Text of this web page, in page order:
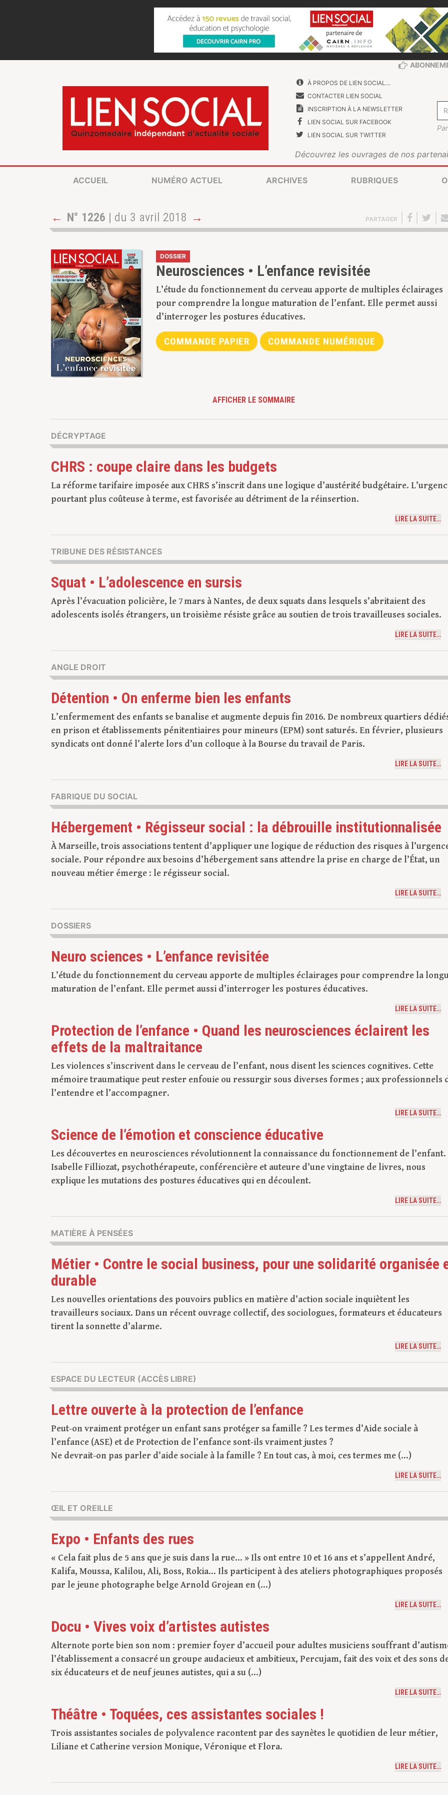
À PROPOS DE LIEN SOCIAL…
CONTACTER LIEN SOCIAL
INSCRIPTION À LA NEWSLETTER
LIEN SOCIAL SUR FACEBOOK
LIEN SOCIAL SUR TWITTER
Découvrez les ouvrages de nos
ACCUEIL NUMÉRO ACTUEL ARCHIVES RUBRIQUES
← N° 1226 | du 3 avril 2018 → PARTAGER
DOSSIER
Neurosciences • L’enfance revisitée
L’étude du fonctionnement du cerveau apporte de multiples éclairages
pour comprendre la longue maturation de l’enfant. Elle permet aussi
d’interroger les postures éducatives.
COMMANDE PAPIER COMMANDE NUMÉRIQUE
AFFICHER LE SOMMAIRE
DÉCRYPTAGE
CHRS : coupe claire dans les budgets
La réforme tarifaire imposée aux CHRS s’inscrit dans une logique d’austérité budgétaire.
pourtant plus coûteuse à terme, est favorisée au détriment de la réinsertion.
LIRE LA SUITE…
TRIBUNE DES RÉSISTANCES
Squat • L’adolescence en sursis
Après l’évacuation policière, le 7 mars à Nantes, de deux squats dans lesquels s’abritaient des
adolescents isolés étrangers, un troisième résiste grâce au soutien de trois travailleuses sociales.
LIRE LA SUITE…
ANGLE DROIT
Détention • On enferme bien les enfants
L’enfermement des enfants se banalise et augmente depuis fin 2016. De nombreux quartiers
en prison et établissements pénitentiaires pour mineurs (EPM) sont saturés. En février, plusieurs
syndicats ont donné l’alerte lors d’un colloque à la Bourse du travail de Paris.
LIRE LA SUITE…
FABRIQUE DU SOCIAL
Hébergement • Régisseur social : la débrouille institutionnalisée
À Marseille, trois associations tentent d’appliquer une logique de réduction des risques à
sociale. Pour répondre aux besoins d’hébergement sans attendre la prise en charge de l’État, un
nouveau métier émerge : le régisseur social.
LIRE LA SUITE…
DOSSIERS
Neuro sciences • L’enfance revisitée
L’étude du fonctionnement du cerveau apporte de multiples éclairages pour comprendre la
maturation de l’enfant. Elle permet aussi d’interroger les postures éducatives.
LIRE LA SUITE…
Protection de l’enfance • Quand les neurosciences éclairent les
effets de la maltraitance
Les violences s’inscrivent dans le cerveau de l’enfant, nous disent les sciences cognitives. Cette
mémoire traumatique peut rester enfouie ou ressurgir sous diverses formes ; aux professionnels
l’entendre et l’accompagner.
LIRE LA SUITE…
Science de l’émotion et conscience éducative
Les découvertes en neurosciences révolutionnent la connaissance du fonctionnement de l’enfant.
Isabelle Filliozat, psychothérapeute, conférencière et auteure d’une vingtaine de livres, nous
explique les mutations des postures éducatives qui en découlent.
LIRE LA SUITE…
MATIÈRE À PENSÉES
Métier • Contre le social business, pour une solidarité organisée
durable
Les nouvelles orientations des pouvoirs publics en matière d’action sociale inquiètent les
travailleurs sociaux. Dans un récent ouvrage collectif, des sociologues, formateurs et éducateurs
tirent la sonnette d’alarme.
LIRE LA SUITE…
ESPACE DU LECTEUR (ACCÈS LIBRE)
Lettre ouverte à la protection de l’enfance
Peut-on vraiment protéger un enfant sans protéger sa famille ? Les termes d’Aide sociale à
l’enfance (ASE) et de Protection de l’enfance sont-ils vraiment justes ?
Ne devrait-on pas parler d’aide sociale à la famille ? En tout cas, à moi, ces termes me (...)
LIRE LA SUITE…
ŒIL ET OREILLE
Expo • Enfants des rues
« Cela fait plus de 5 ans que je suis dans la rue… » Ils ont entre 10 et 16 ans et s’appellent André,
Kalifa, Moussa, Kalilou, Ali, Boss, Rokia… Ils participent à des ateliers photographiques proposés
par le jeune photographe belge Arnold Grojean en (...)
LIRE LA SUITE…
Docu • Vives voix d’artistes autistes
Alternote porte bien son nom : premier foyer d’accueil pour adultes musiciens souffrant
l’établissement a consacré un groupe audacieux et ambitieux, Percujam, fait des voix et des sons
six éducateurs et de neuf jeunes autistes, qui a su (...)
LIRE LA SUITE…
Théâtre • Toquées, ces assistantes sociales !
Trois assistantes sociales de polyvalence racontent par des saynètes le quotidien de leur métier,
Liliane et Catherine version Monique, Véronique et Flora.
LIRE LA SUITE…